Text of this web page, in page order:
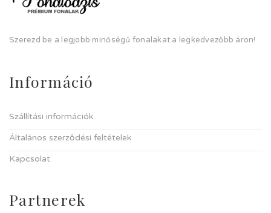
Szerezd be a legjobb minőségű fonalakat a legkedvezőbb áron!
Információ
Szállítási információk
Általános szerződési feltételek
Kapcsolat
Partnerek